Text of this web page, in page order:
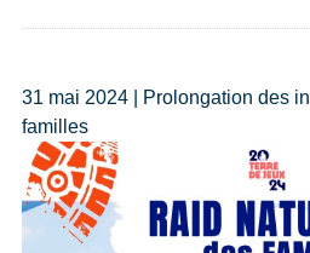
31 mai 2024 | Prolongation des
familles